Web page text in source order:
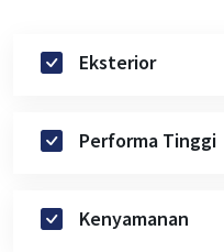
Eksterior
Performa Tinggi
Kenyamanan